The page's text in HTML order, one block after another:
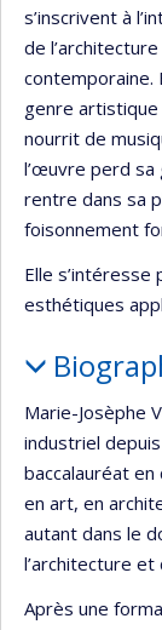
s’inscrivent à
de
contemporaine.
genre
nourrit de
l’œuvre perd sa
rentre dans sa
foisonnement
Elle
esthétiques
Marie-Josèphe
industriel
baccalauréat en
en art, en
autant dans le
l’architecture et
Après une